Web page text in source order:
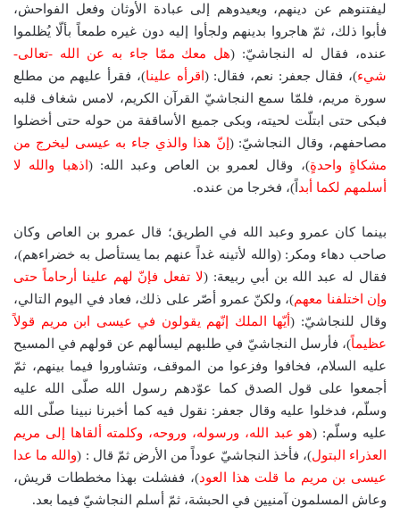
ليفتنوهم عن دينهم، ويعيدوهم إلى عبادة الأوثان وفعل الفواحش،
فأبوا ذلك، ثمّ هاجروا بدينهم ولجأوا إليه دون غيره طمعاً بألّا يُظلموا
عنده، فقال له النجاشيّ: (هل معك ممّا جاء به عن الله -تعالى-
شيء)، فقال جعفر: نعم، فقال: ( اقرأه علينا)، فقرأ عليهم من مطلع
سورة مريم، فلمّا سمع النجاشيّ القرآن الكريم، لامس شغاف قلبه
فبكى حتى ابتلّت لحيته، وبكى جميع الأساقفة من حوله حتى أخضلوا
مصاحفهم، وقال النجاشيّ: ( إنّ هذا والذي جاء به عيسى ليخرج من
مشكاةٍ واحدةٍ)، وقال لعمرو بن العاص وعبد الله: ( اذهبا والله لا
أسلمهم لكما أبد اً)، فخرجا من عنده.
بينما كان عمرو وعبد الله في الطريق؛ قال عمرو بن العاص وكان
صاحب دهاء ومكر: (والله لأتينه غداً عنهم بما يستأصل به خضراءهم)،
فقال له عبد الله بن أبي ربيعة: (لا تفعل فإنّ لهم علينا أرحاماً حتى
وإن اختلفنا معهم)، ولكنّ عمرو أصّر على ذلك، فعاد في اليوم التالي،
وقال للنجاشيّ: ( أيّها الملك إنّهم يقولون في عيسى ابن مريم قولاً
عظيماً)، فأرسل النجاشيّ في طلبهم ليسألهم عن قولهم في المسيح
عليه السلام، فخافوا وفزعوا من الموقف، وتشاوروا فيما بينهم، ثمّ
أجمعوا على قول الصدق كما عوّدهم رسول الله صلّى الله عليه
وسلّم، فدخلوا عليه وقال جعفر: نقول فيه كما أخبرنا نبينا صلّى الله
عليه وسلّم: (هو عبد الله، ورسوله، وروحه، وكلمته ألقاها إلى مريم
العذراء البتول)، فأخذ النجاشيّ عوداً من الأرض ثمّ قال : (والله ما عدا
عيسى بن مريم ما قلت هذا العود)، ففشلت بهذا مخططات قريش،
وعاش المسلمون آمنيين في الحبشة، ثمّ أسلم النجاشيّ فيما بعد.